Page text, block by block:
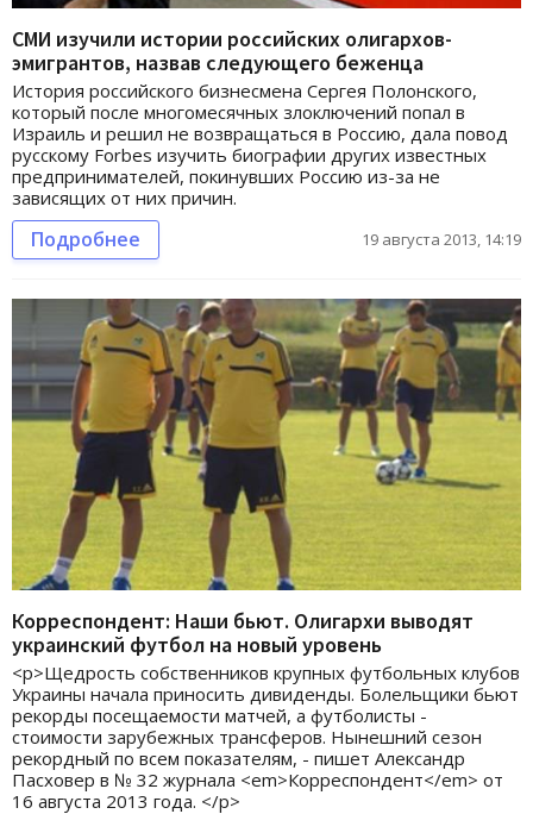
СМИ изучили истории российских олигархов-
эмигрантов, назвав следующего беженца
История российского бизнесмена Сергея Полонского,
который после многомесячных злоключений попал в
Израиль и решил не возвращаться в Россию, дала повод
русскому Forbes изучить биографии других известных
предпринимателей, покинувших Россию из-за не
зависящих от них причин.
Подробнее 19 августа 2013, 14:19
Корреспондент: Наши бьют. Олигархи выводят
украинский футбол на новый уровень
<p>Щедрость собственников крупных футбольных клубов
Украины начала приносить дивиденды. Болельщики бьют
рекорды посещаемости матчей, а футболисты -
стоимости зарубежных трансферов. Нынешний сезон
рекордный по всем показателям, - пишет Александр
Пасховер в № 32 журнала <em>Корреспондент</em> от
16 августа 2013 года. </p>